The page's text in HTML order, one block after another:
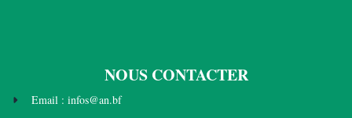
NOUS CONTACTER
Email : infos@an.bf